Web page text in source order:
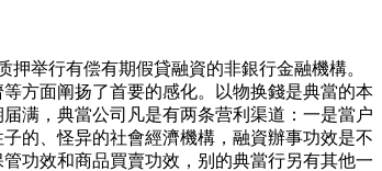
押举行有偿有期假貸融資的非銀行金融機構。
方面阐扬了首要的感化。以物换錢是典當的本
满，典當公司凡是有两条营利渠道：一是當户
的、怪异的社會經濟機構，融資辦事功效是不
功效和商品買賣功效，别的典當行另有其他一